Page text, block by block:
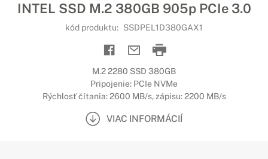
INTEL SSD M.2 380GB 905p PCIe 3.0
kód produktu: SSDPEL1D380GAX1
M.2 2280 SSD 380GB
Pripojenie: PCIe NVMe
Rýchlosť čítania: 2600 MB/s, zápisu: 2200 MB/s
VIAC INFORMÁCIÍ